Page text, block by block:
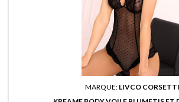
MARQUE: LIVCO CORSETTI